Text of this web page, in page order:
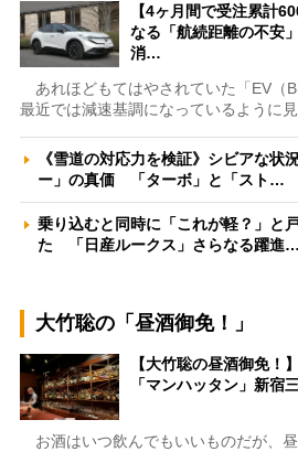
【4ヶ月間で受注累計
なる「航続距離の不安
消…
あれほどもてはやされていた「EV（
最近では減速基調になっているように
《雪道の対応力を検証》シビアな状
ー」の真価 「ターボ」と「スト…
乗り込むと同時に「これが軽？」と
た 「日産ルークス」さらなる躍進…
大竹聡の「昼酒御免！」
【大竹聡の昼酒御免！
「マンハッタン」新
お酒はいつ飲んでもいいものだが、